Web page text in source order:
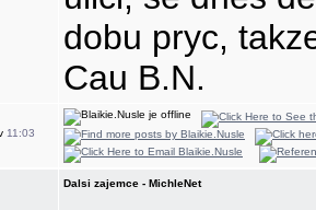
dobu pryc,
Cau B.N.
11:03
Dalsi zajemce - MichleNet